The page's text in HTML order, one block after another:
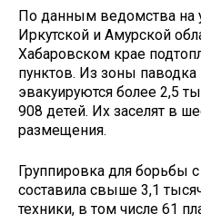
По данным ведомства на
Иркутской и Амурской
Хабаровском крае
пунктов. Из зоны
эвакуируются более 2,5
908 детей. Их заселят в
размещения.
Группировка для борьбы
составила свыше 3,1
техники, в том числе 61